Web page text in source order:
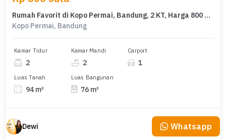
Rumah Favorit di Kopo Permai, Bandung, 2 KT, Harga 800 Juta
Kopo Permai, Bandung
Kamar Tidur
2
Kamar Mandi
2
Carport
1
Luas Tanah
94 m²
Luas Bangunan
76 m²
Dewi Whatsapp